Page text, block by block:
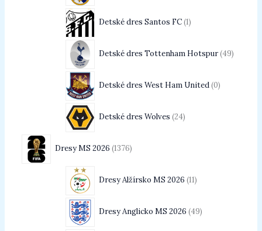
Detské dres Santos FC 1
Detské dres Tottenham Hotspur 49
Detské dres West Ham United 0
Detské dres Wolves 24
Dresy MS 2026 1376
Dresy Alžírsko MS 2026 11
Dresy Anglicko MS 2026 49